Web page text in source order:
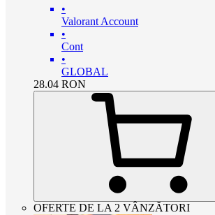
•
Valorant Account
•
Cont
•
GLOBAL
28.04 RON
OFERTE DE LA 2 VÂNZĂTORI